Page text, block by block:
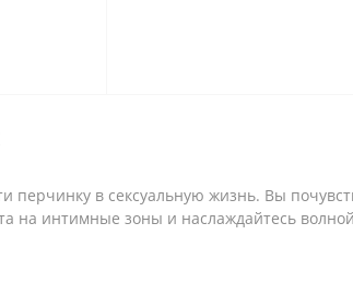
перчинку в сексуальную жизнь. Вы
на интимные зоны и наслаждайтесь